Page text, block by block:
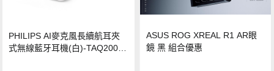
PHILIPS AI麥克風長續航耳夾
式無線藍牙耳機(白)-TAQ2000
ASUS ROG XREAL R1 AR眼
鏡 黑 組合優惠